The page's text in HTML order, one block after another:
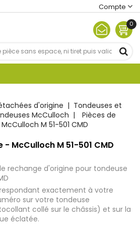
Compte
0
d'origine
Tondeuses et
McCulloch
Pièces de
M 51-501 CMD
McCulloch M 51-501 CMD
rechange d'origine pour tondeuse
exactement à votre
sur votre tondeuse
collé sur le châssis) et sur la
éclatée.